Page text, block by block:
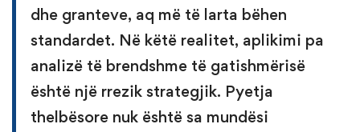
dhe granteve, aq më të larta bëhen
standardet. Në këtë realitet, aplikimi pa
analizë të brendshme të gatishmërisë
është një rrezik strategjik. Pyetja
thelbësore nuk është sa mundësi